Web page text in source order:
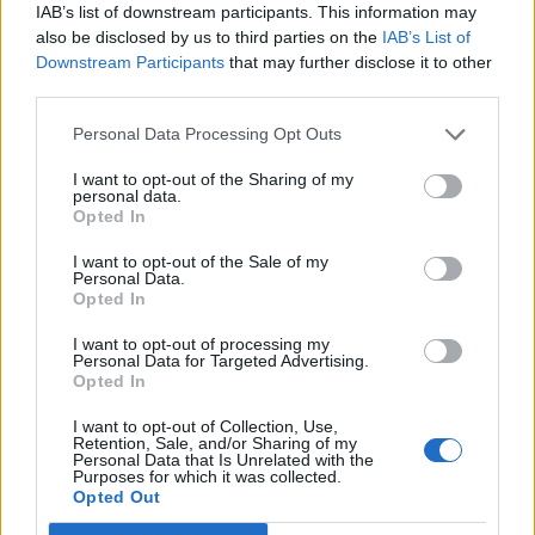
IAB’s list of downstream participants. This information may
also be disclosed by us to third parties on the IAB’s List of
Downstream Participants that may further disclose it to other
Personal Data Processing Opt Outs
I want to opt-out of the Sharing of my
personal data.
Opted In
I want to opt-out of the Sale of my
Personal Data.
Opted In
I want to opt-out of processing my
Personal Data for Targeted Advertising.
Opted In
I want to opt-out of Collection, Use,
Retention, Sale, and/or Sharing of my
Personal Data that Is Unrelated with the
Purposes for which it was collected.
Opted Out
откриха под кафене за сладолед в
Полша